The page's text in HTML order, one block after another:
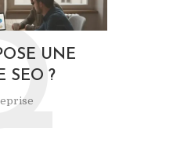
UNE
SEO ?